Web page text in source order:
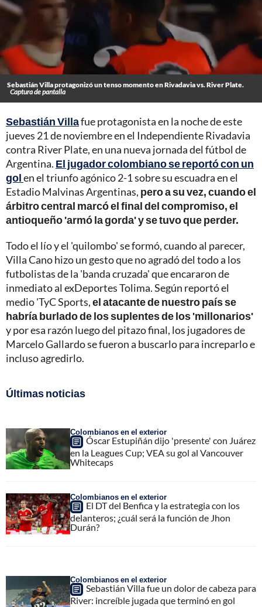
Sebastián Villa protagonizó un tenso momento en Rivadavia vs. River Plate.
Captura de pantalla
Sebastián Villafue protagonista en la noche de este
jueves 21 de noviembre en el Independiente Rivadavia
contra River Plate, en una nueva jornada del fútbol de
Argentina. El jugador colombiano se reportó con un
golen el triunfo agónico 2-1 sobre su escuadra en el
Estadio Malvinas Argentinas, pero a su vez, cuando el
árbitro central marcó el final del compromiso, el
antioqueño 'armó la gorda' y se tuvo que perder.
Todo el lío y el 'quilombo' se formó, cuando al parecer,
Villa Cano hizo un gesto que no agradó del todo a los
futbolistas de la 'banda cruzada' que encararon de
inmediato al exDeportes Tolima. Según reportó el
medio 'TyC Sports,el atacante de nuestro país se
habría burlado de los suplentes de los 'millonarios'
y por esa razón luego del pitazo final, los jugadores de
Marcelo Gallardo se fueron a buscarlo para increparlo e
incluso agredirlo.
Últimas noticias
Colombianos en el exterior
Óscar Estupiñán dijo 'presente' con Juárez
en la Leagues Cup; VEA su gol al Vancouver
Whitecaps
Colombianos en el exterior
El DT del Benfica y la estrategia con los
delanteros; ¿cuál será la función de Jhon
Durán?
Colombianos en el exterior
Sebastián Villa fue un dolor de cabeza para
River: increíble jugada que terminó en gol